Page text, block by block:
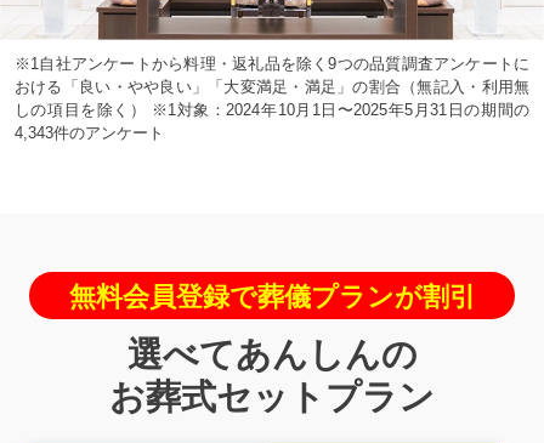
※1自社アンケートから料理・返礼品を除く9つの品質調査アンケートに
おける「良い・やや良い」「大変満足・満足」の割合（無記入・利用無
しの項目を除く） ※1対象：2024年10月1日〜2025年5月31日の期間の
4,343件のアンケート
無料会員登録で葬儀プランが割引
選べてあんしんの
お葬式セットプラン